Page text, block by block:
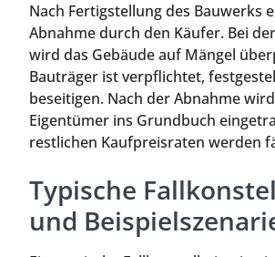
Nach Fertigstellung des Bauwerks
Abnahme durch den Käufer. Bei
wird das Gebäude auf Mängel
Bauträger ist verpflichtet,
beseitigen. Nach der Abnahme
Eigentümer ins Grundbuch
restlichen Kaufpreisraten werden
Typische
und